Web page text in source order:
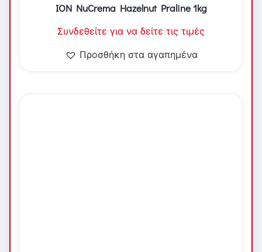
ION NuCrema Hazelnut Praline 1kg
Συνδεθείτε για να δείτε τις τιμές
Προσθήκη στα αγαπημένα